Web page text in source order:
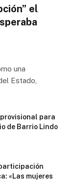
el
una
Estado,
para
de Barrio Lindo
«Las mujeres